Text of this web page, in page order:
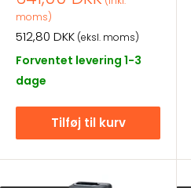
moms)
Salgspris
512,80 DKK (eksl. moms)
Forventet levering 1-3
dage
Tilføj til kurv